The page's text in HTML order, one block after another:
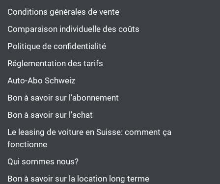
Conditions générales de vente
Comparaison individuelle des coûts
Politique de confidentialité
Réglementation des tarifs
Auto-Abo Schweiz
Bon à savoir sur l'abonnement
Bon à savoir sur l'achat
Le leasing de voiture en Suisse: comment ça
fonctionne
Qui sommes nous?
Bon à savoir sur la location long terme